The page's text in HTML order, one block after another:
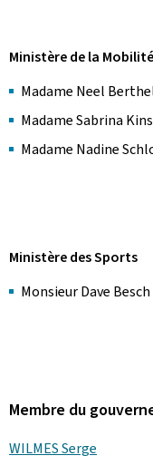
Ministère de la
Madame Neel
Madame Sabrina
Madame Nadine
Ministère des Sports
Monsieur Dave Besch
Membre du
WILMES Serge